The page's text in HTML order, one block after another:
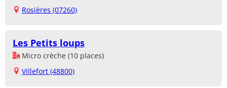
Rosières (07260)
Les Petits loups
Micro crèche (10 places)
Villefort (48800)